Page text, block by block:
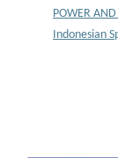
POWER AND
Indonesian